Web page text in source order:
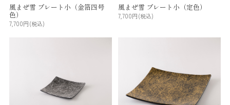
風まぜ雪 プレート小（金箔四号
色）
7,700円(税込)
風まぜ雪 プレート小（定色）
7,700円(税込)